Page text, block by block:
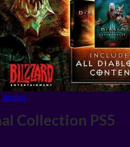
Accion
Collection PS5